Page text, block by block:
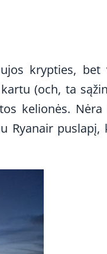
krypties, bet
(och, ta
kelionės. Nėra
Ryanair puslapį,